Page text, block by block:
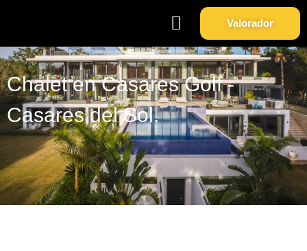
Valorador
Chalet en Casares Golf -
Casares del Sol.